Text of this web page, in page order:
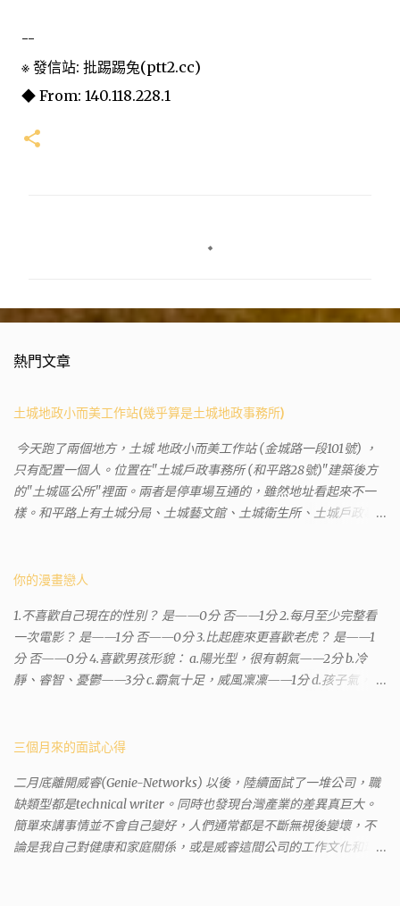
--
※ 發信站: 批踢踢兔(ptt2.cc)
◆ From: 140.118.228.1
熱門文章
土城地政小而美工作站(幾乎算是土城地政事務所)
今天跑了兩個地方，土城 地政小而美工作站 (金城路一段101號) ，
只有配置一個人。位置在"土城戶政事務所 (和平路28號)"建築後方
的"土城區公所"裡面。兩者是停車場互通的，雖然地址看起來不一
樣。和平路上有土城分局、土城藝文館、土城衛生所、土城戶政事
沒有正式的地政事務所，只有地政小而美工作站 ，也已經能處理大
到以後還真嚇了一跳，這一看就有問題。要是我拿著那不被承認、
有問題的幽靈合約恐怕還調不到資源。但我不知道審判時法官會不
會去調閱這些資料。因為沒把握每個法官或檢察官都公正細心，在
案牘勞形中，會願意為了這種小人物受害案件去挖出更大的黑幕。
市板橋地政事務所 )去取得。不過實際到了現場發現還是需要法院的
件的租客。 在這過程中我覺得很像行走於沙漠的求生者，在一個小
綠洲受到指引要繼續往某個方向才能脫離沙漠。當我不幸受到詐騙
的時候，會覺得這社會真的很黑暗，到處都是敗類橫行卻沒有人願
意伸出援手。行政人員對於社會上充滿詐騙被害者也是義憤填膺，
你的漫畫戀人
1.不喜歡自己現在的性別？ 是——0分 否——1分 2.每月至少完整看
一次電影？ 是——1分 否——0分 3.比起鹿來更喜歡老虎？ 是——1
分 否——0分 4.喜歡男孩形貌： a.陽光型，很有朝氣——2分 b.冷
靜、睿智、憂鬱——3分 c.霸氣十足，威風凜凜——1分 d.孩子氣，十
——1分 6.希望戀人的姓氏： a.大眾化——1分 b.罕見，古色古香的複
活動喜歡參加： a.整場籃球比賽——1分 b.打一下午檯球——3分 c.正
式的舞會——4分 d.猜謎或搶答——2分 8.橡皮與立可白，更常用：
橡皮——1分 立可白——0分 9.喜歡下列哪一種顏色搭配： a.紅加黑
——1分 b.金加銀——2分 c.粉加白——4分 d.粉加灰——3分 10.有多
三個月來的面試心得
二月底離開威睿(Genie-Networks) 以後，陸續面試了一堆公司，職
缺類型都是technical writer。同時也發現台灣產業的差異真巨大。
簡單來講事情並不會自己變好，人們通常都是不斷無視後變壞，不
論是我自己對健康和家庭關係，或是威睿這間公司的工作文化和環